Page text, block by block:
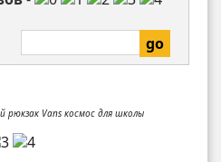
рюкзак Vans космос для школы